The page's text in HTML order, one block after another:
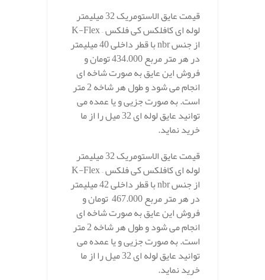
قیمت عایق الاستومریک 32 میلیمتر
لوله ای کافلکس کی فلکس – K-Flex
از جنس nbr با قطر داخلی 40 میلیمتر
در هر متر مربع 434.000 تومان و
فروش این عایق به صورت شاخه ای
انجام می شود و طول هر شاخه 2 متر
است. به صورت جزیی و یا عمده می
توانید عایق لوله ای 32 میل را از ما
خرید نماید.
قیمت عایق الاستومریک 32 میلیمتر
لوله ای کافلکس کی فلکس – K-Flex
از جنس nbr با قطر داخلی 42 میلیمتر
در هر متر مربع 467.000 تومان و
فروش این عایق به صورت شاخه ای
انجام می شود و طول هر شاخه 2 متر
است. به صورت جزیی و یا عمده می
توانید عایق لوله ای 32 میل را از ما
خرید نماید.